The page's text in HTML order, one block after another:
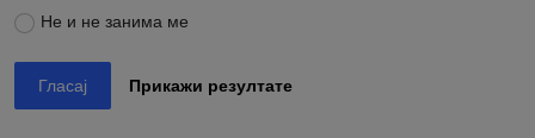
Не и не занима ме
Гласај Прикажи резултате